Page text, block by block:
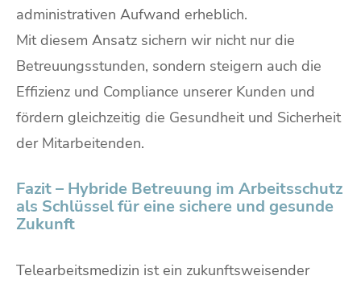
administrativen Aufwand erheblich.
Mit diesem Ansatz sichern wir nicht nur die
Betreuungsstunden, sondern steigern auch die
Effizienz und Compliance unserer Kunden und
fördern gleichzeitig die Gesundheit und Sicherheit
der Mitarbeitenden.
Fazit – Hybride Betreuung im Arbeitsschutz
als Schlüssel für eine sichere und gesunde
Zukunft
Telearbeitsmedizin ist ein zukunftsweisender